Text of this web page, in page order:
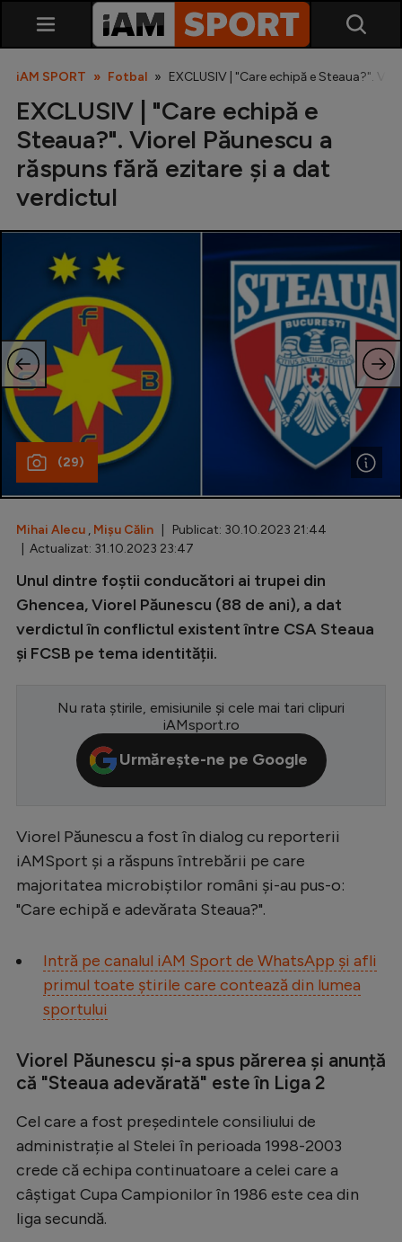
SuperLiga
Liga 2
Cupa României
Echipa Națională
U21
Fotbal feminin
Special
Diverse
Inedit
Clasamente
Champions League
Europa League
CM 2026
Premier League
Serie A
Bundesliga
Ligue 1
Starurile fotbalului
EURO 2024
Clasamente
Handbal
iAM SPORT Fotbal EXCLUSIV | "Care echipă e Steaua?".
EXCLUSIV | "Care echipă e
Steaua?". Viorel Păunescu a
răspuns fără ezitare și a dat
verdictul
(29)
Mihai Alecu , Mișu Călin | Publicat: 30.10.2023 21:44
| Actualizat: 31.10.2023 23:47
Unul dintre foștii conducători ai trupei din
Ghencea, Viorel Păunescu (88 de ani), a dat
verdictul în conflictul existent între CSA Steaua
și FCSB pe tema identității.
Nu rata știrile, emisiunile și cele mai tari clipuri
iAMsport.ro
Urmărește-ne pe Google
Viorel Păunescu a fost în dialog cu reporterii
iAMSport și a răspuns întrebării pe care
majoritatea microbiștilor români și-au pus-o:
"Care echipă e adevărata Steaua?".
Intră pe canalul iAM Sport de WhatsApp și afli
primul toate știrile care contează din lumea
sportului
Viorel Păunescu și-a spus părerea și anunță
că "Steaua adevărată" este în Liga 2
Cel care a fost președintele consiliului de
administrație al Stelei în perioada 1998-2003
crede că echipa continuatoare a celei care a
câștigat Cupa Campionilor în 1986 este cea din
liga secundă.